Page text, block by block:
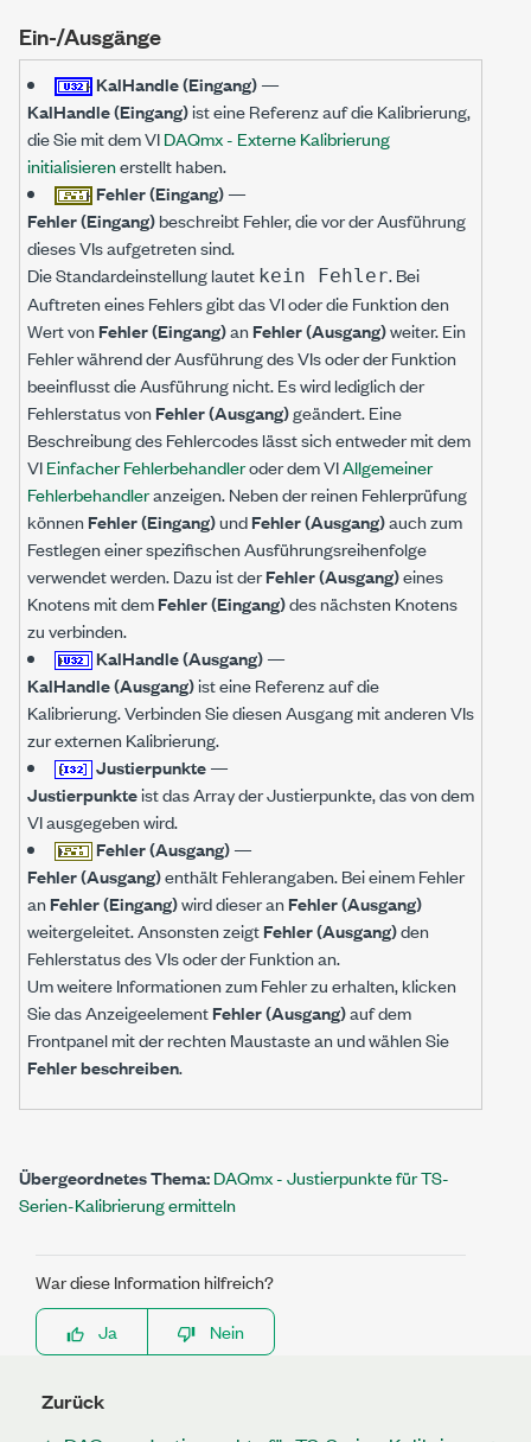
Ein-/Ausgänge
KalHandle (Eingang)—
KalHandle (Eingang)ist eine Referenz auf die Kalibrierung,
die Sie mit dem VIDAQmx - Externe Kalibrierung
initialisierenerstellt haben.
Fehler (Eingang)—
Fehler (Eingang)beschreibt Fehler, die vor der Ausführung
dieses VIs aufgetreten sind.
Die Standardeinstellung lautet kein Fehler. Bei
Auftreten eines Fehlers gibt das VI oder die Funktion den
Wert vonFehler (Eingang)anFehler (Ausgang)weiter. Ein
Fehler während der Ausführung des VIs oder der Funktion
beeinflusst die Ausführung nicht. Es wird lediglich der
Fehlerstatus vonFehler (Ausgang)geändert. Eine
Beschreibung des Fehlercodes lässt sich entweder mit dem
VIEinfacher Fehlerbehandleroder dem VIAllgemeiner
Fehlerbehandleranzeigen. Neben der reinen Fehlerprüfung
könnenFehler (Eingang)undFehler (Ausgang)auch zum
Festlegen einer spezifischen Ausführungsreihenfolge
verwendet werden. Dazu ist derFehler (Ausgang)eines
Knotens mit demFehler (Eingang)des nächsten Knotens
zu verbinden.
KalHandle (Ausgang)—
KalHandle (Ausgang)ist eine Referenz auf die
Kalibrierung. Verbinden Sie diesen Ausgang mit anderen VIs
zur externen Kalibrierung.
Justierpunkte—
Justierpunkteist das Array der Justierpunkte, das von dem
VI ausgegeben wird.
Fehler (Ausgang)—
Fehler (Ausgang)enthält Fehlerangaben. Bei einem Fehler
anFehler (Eingang)wird dieser anFehler (Ausgang)
weitergeleitet. Ansonsten zeigtFehler (Ausgang)den
Fehlerstatus des VIs oder der Funktion an.
Um weitere Informationen zum Fehler zu erhalten, klicken
Sie das AnzeigeelementFehler (Ausgang)auf dem
Frontpanel mit der rechten Maustaste an und wählen Sie
Fehler beschreiben.
Übergeordnetes Thema:DAQmx - Justierpunkte für TS-
Serien-Kalibrierung ermitteln
War diese Information hilfreich?
Ja
Nein
Zurück